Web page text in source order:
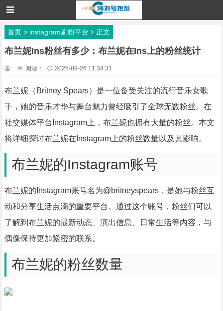
首页> instagram刷粉平台 正文
布兰妮Ins粉丝有多少：布兰妮在Ins上的粉丝统计
阅读： 2025-09-26 11:34:31
布兰妮（Britney Spears）是一位备受关注的流行音乐女歌
手，她的音乐才华与舞台魅力曾经吸引了全球无数粉丝。在
社交媒体平台Instagram上，布兰妮也拥有大量的粉丝。本文
将详细探讨布兰妮在Instagram上的粉丝数量以及其影响。
布兰妮的Instagram账号
布兰妮的Instagram账号名为@britneyspears，是她与粉丝互
动和分享生活点滴的重要平台。通过这个账号，粉丝们可以
了解到布兰妮的最新动态、演出信息、日常生活等内容，与
偶像保持更加紧密的联系。
布兰妮的粉丝数量